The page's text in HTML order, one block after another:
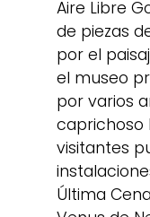
Aire Libre
de piezas
por el
el museo
por varios
caprichoso
visitantes
Última